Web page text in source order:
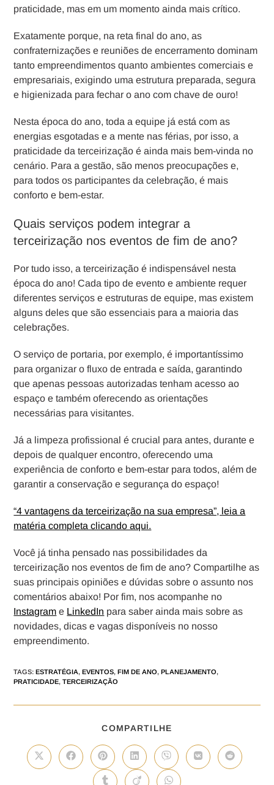
praticidade, mas em um momento ainda mais crítico.
Exatamente porque, na reta final do ano, as
confraternizações e reuniões de encerramento dominam
tanto empreendimentos quanto ambientes comerciais e
empresariais, exigindo uma estrutura preparada, segura
e higienizada para fechar o ano com chave de ouro!
Nesta época do ano, toda a equipe já está com as
energias esgotadas e a mente nas férias, por isso, a
praticidade da terceirização é ainda mais bem-vinda no
cenário. Para a gestão, são menos preocupações e,
para todos os participantes da celebração, é mais
conforto e bem-estar.
Quais serviços podem integrar a
terceirização nos eventos de fim de ano?
Por tudo isso, a terceirização é indispensável nesta
época do ano! Cada tipo de evento e ambiente requer
diferentes serviços e estruturas de equipe, mas existem
alguns deles que são essenciais para a maioria das
celebrações.
O serviço de portaria, por exemplo, é importantíssimo
para organizar o fluxo de entrada e saída, garantindo
que apenas pessoas autorizadas tenham acesso ao
espaço e também oferecendo as orientações
necessárias para visitantes.
Já a limpeza profissional é crucial para antes, durante e
depois de qualquer encontro, oferecendo uma
experiência de conforto e bem-estar para todos, além de
garantir a conservação e segurança do espaço!
“4 vantagens da terceirização na sua empresa”, leia a
matéria completa clicando aqui.
Você já tinha pensado nas possibilidades da
terceirização nos eventos de fim de ano? Compartilhe as
suas principais opiniões e dúvidas sobre o assunto nos
comentários abaixo! Por fim, nos acompanhe no
Instagram e LinkedIn para saber ainda mais sobre as
novidades, dicas e vagas disponíveis no nosso
empreendimento.
TAGS:ESTRATÉGIA, EVENTOS, FIM DE ANO, PLANEJAMENTO,
PRATICIDADE, TERCEIRIZAÇÃO
COMPARTILHE